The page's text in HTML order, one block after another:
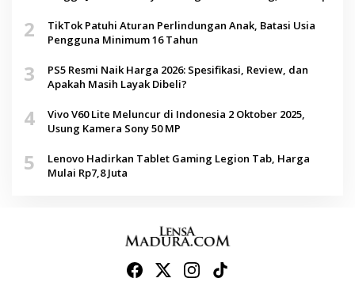
2
TikTok Patuhi Aturan Perlindungan Anak, Batasi Usia
Pengguna Minimum 16 Tahun
3
PS5 Resmi Naik Harga 2026: Spesifikasi, Review, dan
Apakah Masih Layak Dibeli?
4
Vivo V60 Lite Meluncur di Indonesia 2 Oktober 2025,
Usung Kamera Sony 50 MP
5
Lenovo Hadirkan Tablet Gaming Legion Tab, Harga
Mulai Rp7,8 Juta